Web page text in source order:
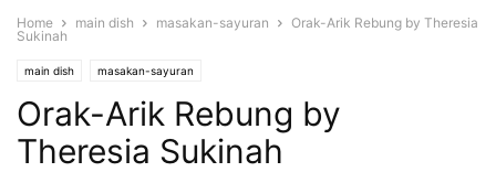
Home main dish masakan-sayuran
Orak-Arik Rebung by Theresia
Sukinah
main dish masakan-sayuran
Orak-Arik Rebung by
Theresia Sukinah